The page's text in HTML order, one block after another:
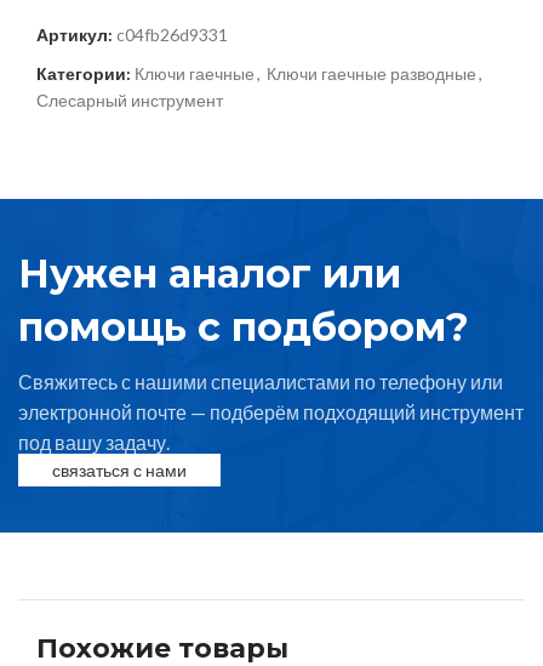
Артикул: c04fb26d9331
Категории: Ключи гаечные, Ключи гаечные разводные,
Слесарный инструмент
Нужен аналог или
помощь с подбором?
Свяжитесь с нашими специалистами по телефону или
электронной почте — подберём подходящий инструмент
под вашу задачу.
связаться с нами
Похожие товары